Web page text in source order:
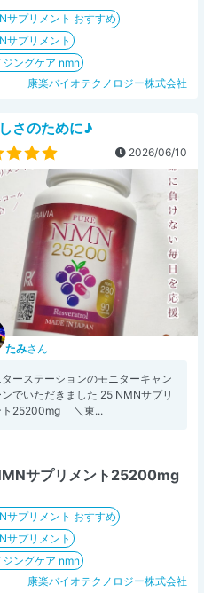
サプリメント おすすめ
サプリメント
ングケア nmn
康楽バイオテクノロジー株式会社
さのために♪
2026/06/10
たみさん
ーステーションのモニターキャン
でいただきました 25 NMNサプリ
ト25200mg ＼東...
サプリメント25200mg
サプリメント おすすめ
サプリメント
ングケア nmn
康楽バイオテクノロジー株式会社